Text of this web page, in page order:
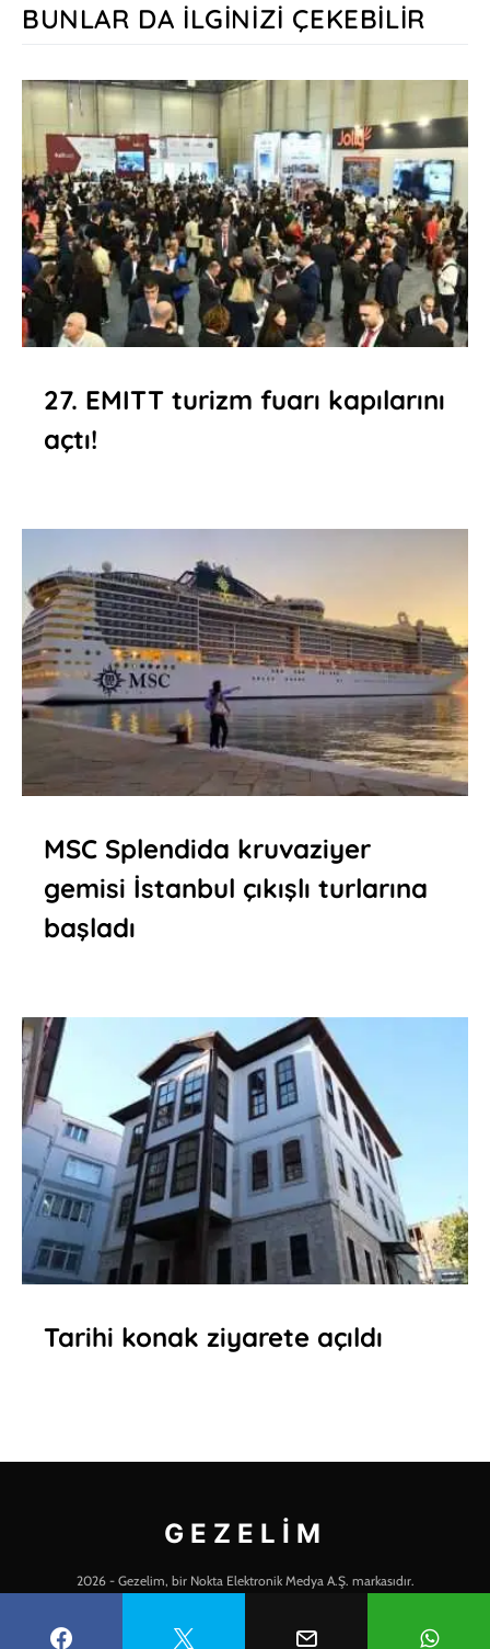
BUNLAR DA İLGINIZI ÇEKEBILIR
27. EMITT turizm fuarı kapılarını
açtı!
MSC Splendida kruvaziyer
gemisi İstanbul çıkışlı turlarına
başladı
Tarihi konak ziyarete açıldı
GEZELIM
2026 - Gezelim, bir Nokta Elektronik Medya A.Ş. markasıdır.